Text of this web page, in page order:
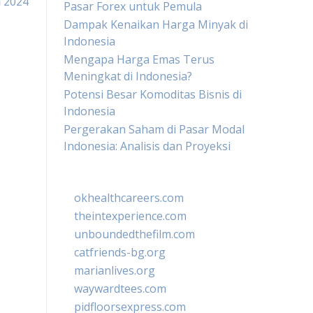
Pasar Forex untuk Pemula
Dampak Kenaikan Harga Minyak di
Indonesia
Mengapa Harga Emas Terus
Meningkat di Indonesia?
Potensi Besar Komoditas Bisnis di
Indonesia
Pergerakan Saham di Pasar Modal
Indonesia: Analisis dan Proyeksi
okhealthcareers.com
theintexperience.com
unboundedthefilm.com
catfriends-bg.org
marianlives.org
waywardtees.com
pidfloorsexpress.com